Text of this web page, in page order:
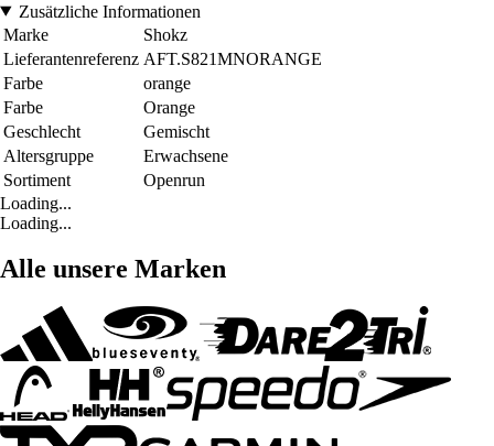
Zusätzliche Informationen
Marke
Shokz
Lieferantenreferenz AFT.S821MNORANGE
Farbe
orange
Farbe
Orange
Geschlecht
Gemischt
Altersgruppe
Erwachsene
Sortiment
Openrun
Loading...
Loading...
Alle unsere Marken